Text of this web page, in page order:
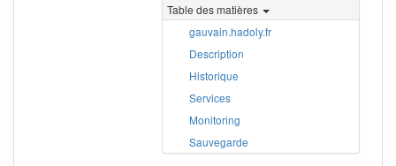
Table des matières
gauvain.hadoly.fr
Description
Historique
Services
Monitoring
Sauvegarde